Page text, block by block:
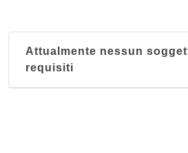
Attualmente nessun
requisiti